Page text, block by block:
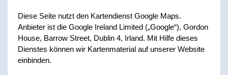
Diese Seite nutzt den Kartendienst Google Maps.
Anbieter ist die Google Ireland Limited („Google“), Gordon
House, Barrow Street, Dublin 4, Irland. Mit Hilfe dieses
Dienstes können wir Kartenmaterial auf unserer Website
einbinden.